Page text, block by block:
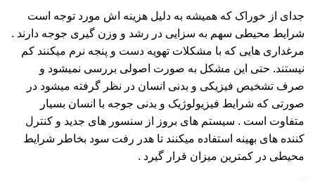
جدای از خوراک که همیشه به دلیل هزینه اش مورد توجه است
شرایط محیطی سهم به سزایی در رشد و وزن گیری جوجه دارند .
مرغداری هایی که با مشکلات تهویه دست و پنجه نرم میکنند کم
نیستند. حتی این مشکل به صورت اصولی بررسی نمیشود و
صرف تشخیص فیزیکی و بدنی انسان در نظر گرفته میشود در
صورتی که شرایط فیزیولوژیک و بدنی جوجه با انسان بسیار
متفاوت است . سیستم های بروز از سنسور های جدید و کنترل
کننده های بهینه استفاده میکنند تا هدر رفت سود بخاطر شرایط
محیطی در کمترین میزان قرار گیرد .